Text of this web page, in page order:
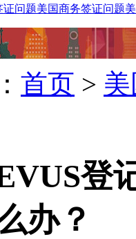
证问题美国商务签证问题
首页 >
登
办？